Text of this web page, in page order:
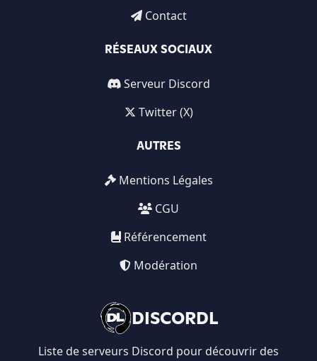
DISCORDL
Liste de serveurs Discord pour découvrir des
Contact
RÉSEAUX SOCIAUX
Serveur Discord
Twitter (X)
AUTRES
Mentions Légales
CGU
Référencement
Modération